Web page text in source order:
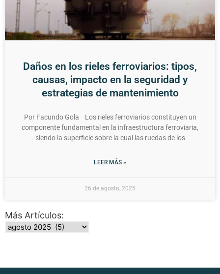
Daños en los rieles ferroviarios: tipos,
causas, impacto en la seguridad y
estrategias de mantenimiento
Por Facundo Gola Los rieles ferroviarios constituyen un
componente fundamental en la infraestructura ferroviaria,
siendo la superficie sobre la cual las ruedas de los
LEER MÁS »
26 de agosto, 2025
Más Artículos: